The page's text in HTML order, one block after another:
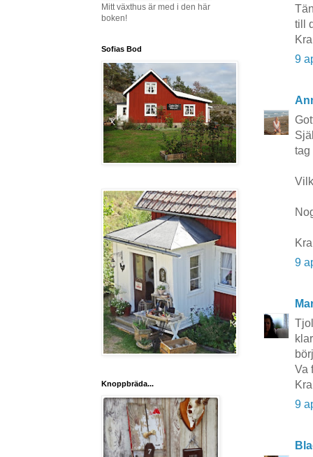
till
9
tag
9
Va
9
Mitt växthus är med i den här
boken!
Sofias Bod
Knoppbräda...